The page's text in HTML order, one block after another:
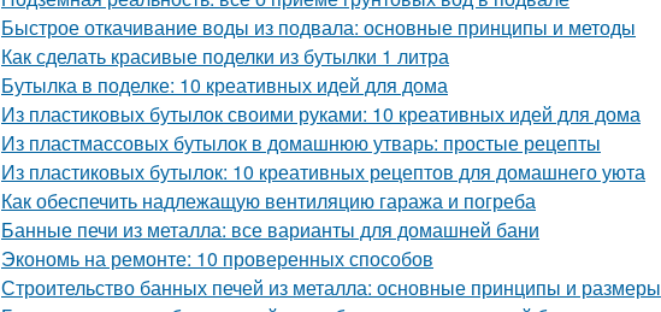
Быстрое откачивание воды из подвала: основные принципы и методы
Как сделать красивые поделки из бутылки 1 литра
Бутылка в поделке: 10 креативных идей для дома
Из пластиковых бутылок своими руками: 10 креативных идей для дома
Из пластмассовых бутылок в домашнюю утварь: простые рецепты
Из пластиковых бутылок: 10 креативных рецептов для домашнего уюта
Как обеспечить надлежащую вентиляцию гаража и погреба
Банные печи из металла: все варианты для домашней бани
Экономь на ремонте: 10 проверенных способов
Строительство банных печей из металла: основные принципы и размеры